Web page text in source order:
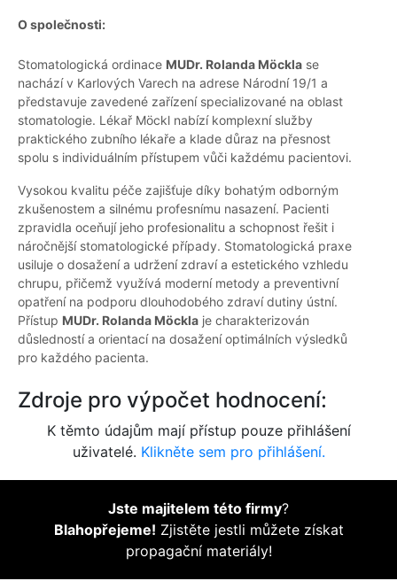
O společnosti:
Stomatologická ordinace MUDr. Rolanda Möckla se
nachází v Karlových Varech na adrese Národní 19/1 a
představuje zavedené zařízení specializované na oblast
stomatologie. Lékař Möckl nabízí komplexní služby
praktického zubního lékaře a klade důraz na přesnost
spolu s individuálním přístupem vůči každému pacientovi.
Vysokou kvalitu péče zajišťuje díky bohatým odborným
zkušenostem a silnému profesnímu nasazení. Pacienti
zpravidla oceňují jeho profesionalitu a schopnost řešit i
náročnější stomatologické případy. Stomatologická praxe
usiluje o dosažení a udržení zdraví a estetického vzhledu
chrupu, přičemž využívá moderní metody a preventivní
opatření na podporu dlouhodobého zdraví dutiny ústní.
Přístup MUDr. Rolanda Möckla je charakterizován
důsledností a orientací na dosažení optimálních výsledků
pro každého pacienta.
Zdroje pro výpočet hodnocení:
K těmto údajům mají přístup pouze přihlášení
uživatelé. Klikněte sem pro přihlášení.
Jste majitelem této firmy?
Blahopřejeme! Zjistěte jestli můžete získat
propagační materiály!